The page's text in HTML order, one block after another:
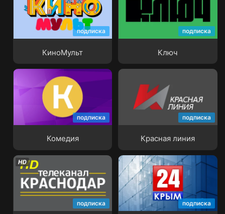
подписка
КиноМульт
КиноМульт
подписка
Ключ
подписка
Комедия
подписка
Красная линия
подписка подписка
Крым 24